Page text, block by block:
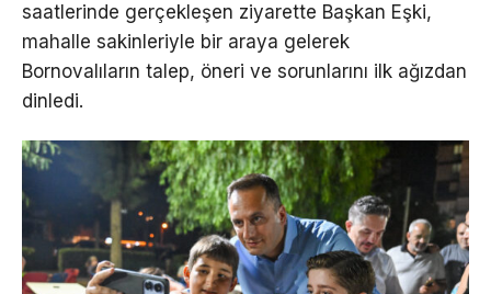
saatlerinde gerçekleşen ziyarette Başkan Eşki,
mahalle sakinleriyle bir araya gelerek
Bornovalıların talep, öneri ve sorunlarını ilk ağızdan
dinledi.